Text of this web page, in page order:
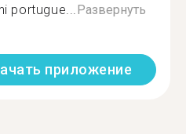
portugue...Развернуть
приложение